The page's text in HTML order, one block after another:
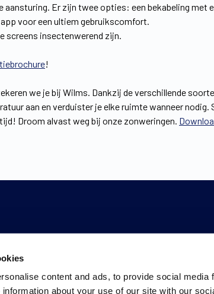
content and ads, to provide social media
about your use of our site with our
Er zijn twee opties: een bekabeling met
voor een ultiem gebruikscomfort.
screens insectenwerend zijn.
!
we je bij Wilms. Dankzij de verschillende
aan en verduister je elke ruimte wanneer nodig.
Droom alvast weg bij onze zonweringen.